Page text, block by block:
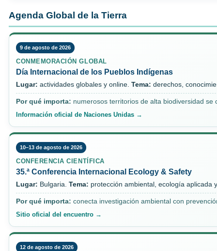
Agenda Global de la Tierra
9 de agosto de 2026
CONMEMORACIÓN GLOBAL
Día Internacional de los Pueblos Indígenas
Lugar: actividades globales y online. Tema: derechos,
Por qué importa: numerosos territorios de alta biodiversidad
Información oficial de Naciones Unidas →
10–13 de agosto de 2026
CONFERENCIA CIENTÍFICA
35.ª Conferencia Internacional Ecology & Safety
Lugar: Bulgaria. Tema: protección ambiental, ecología aplicada
Por qué importa: conecta investigación ambiental con
Sitio oficial del encuentro →
12 de agosto de 2026